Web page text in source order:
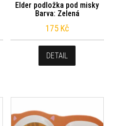
Elder podložka pod misky
Barva: Zelená
175 Kč
DETAIL